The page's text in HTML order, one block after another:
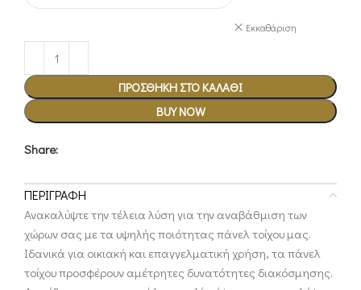
Εκκαθάριση
ΠΡΟΣΘΉΚΗ ΣΤΟ ΚΑΛΆΘΙ
BUY NOW
Share:
ΠΕΡΙΓΡΑΦΉ
Ανακαλύψτε την τέλεια λύση για την αναβάθμιση των
χώρων σας με τα υψηλής ποιότητας πάνελ τοίχου μας.
Ιδανικά για οικιακή και επαγγελματική χρήση, τα πάνελ
τοίχου προσφέρουν αμέτρητες δυνατότητες διακόσμησης.